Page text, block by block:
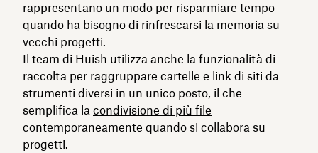
rappresentano un modo per risparmiare tempo
quando ha bisogno di rinfrescarsi la memoria su
vecchi progetti.
Il team di Huish utilizza anche la funzionalità di
raccolta per raggruppare cartelle e link di siti da
strumenti diversi in un unico posto, il che
semplifica la condivisione di più file
contemporaneamente quando si collabora su
progetti.